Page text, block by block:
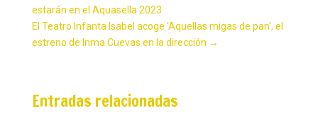
estarán en el Aquasella 2023
El Teatro Infanta Isabel acoge 'Aquellas migas de pan', el
estreno de Inma Cuevas en la dirección →
Entradas relacionadas